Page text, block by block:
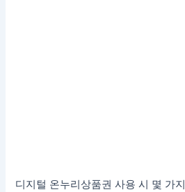
디지털 온누리상품권 사용 시 몇 가